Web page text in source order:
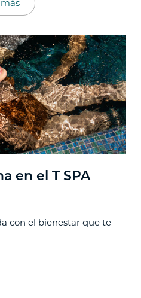
en el T SPA
con el bienestar que te